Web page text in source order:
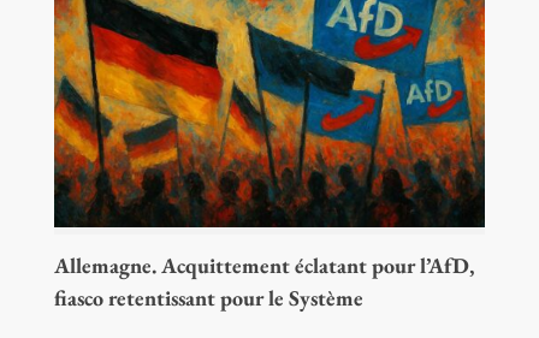
Allemagne. Acquittement éclatant pour l’AfD,
fiasco retentissant pour le Système